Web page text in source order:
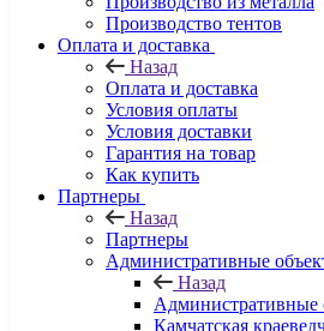
Производство тентов
Оплата и доставка
Назад
Оплата и доставка
Условия оплаты
Условия доставки
Гарантия на товар
Как купить
Партнеры
Назад
Партнеры
Административные
Назад
Административные
Камчатская